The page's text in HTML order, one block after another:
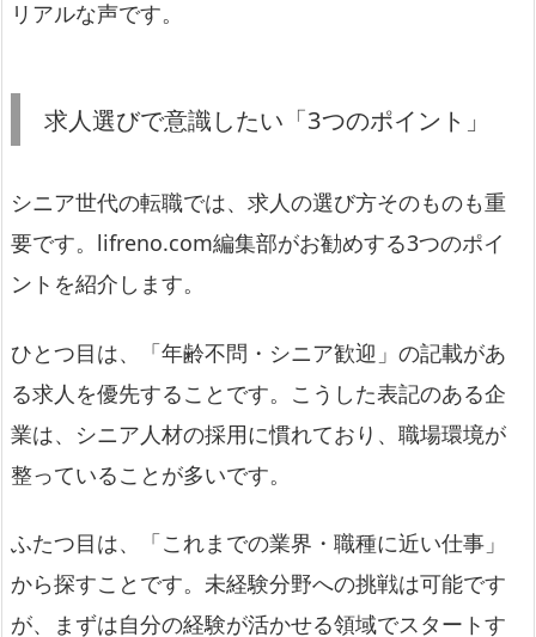
リアルな声です。
求人選びで意識したい「3つのポイント」
シニア世代の転職では、求人の選び方そのものも重
要です。lifreno.com編集部がお勧めする3つのポイ
ントを紹介します。
ひとつ目は、「年齢不問・シニア歓迎」の記載があ
る求人を優先することです。こうした表記のある企
業は、シニア人材の採用に慣れており、職場環境が
整っていることが多いです。
ふたつ目は、「これまでの業界・職種に近い仕事」
から探すことです。未経験分野への挑戦は可能です
が、まずは自分の経験が活かせる領域でスタートす